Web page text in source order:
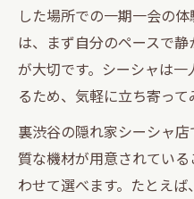
した場所での一期一会の
は、まず自分のペースで
が大切です。シーシャは
るため、気軽に立ち寄って
裏渋谷の隠れ家シーシャ
質な機材が用意されてい
わせて選べます。たとえ